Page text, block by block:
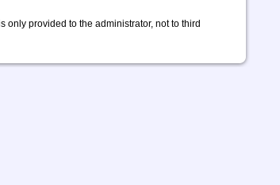
only provided to the administrator, not to third